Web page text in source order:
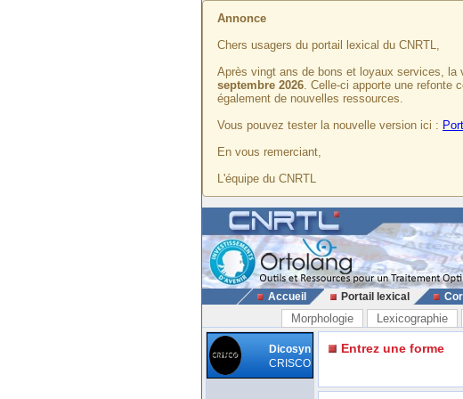
Annonce
Chers usagers du portail lexical du CNRTL,
Après vingt ans de bons et loyaux services, la
septembre 2026. Celle-ci apporte une refonte
également de nouvelles ressources.
Vous pouvez tester la nouvelle version ici :
En vous remerciant,
L'équipe du CNRTL
Accueil Portail lexical
Morphologie Lexicographie
Dicosyn
CRISCO
Entrez une forme